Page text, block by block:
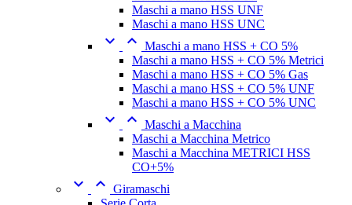
Maschi a mano HSS UNF
Maschi a mano HSS UNC
  Maschi a mano HSS + CO 5%
Maschi a mano HSS + CO 5% Metrici
Maschi a mano HSS + CO 5% Gas
Maschi a mano HSS + CO 5% UNF
Maschi a mano HSS + CO 5% UNC
  Maschi a Macchina
Maschi a Macchina Metrico
Maschi a Macchina METRICI HSS
CO+5%
  Giramaschi